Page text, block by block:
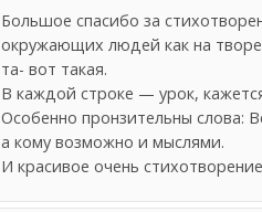
Большое спасибо за
окружающих людей как на
та- вот такая.
В каждой строке — урок,
Особенно пронзительны слова:
а кому возможно и мыслями.
И красивое очень